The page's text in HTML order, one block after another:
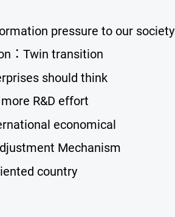
pressure to our society
：Twin transition
should think
R&D effort
economical
Mechanism
country